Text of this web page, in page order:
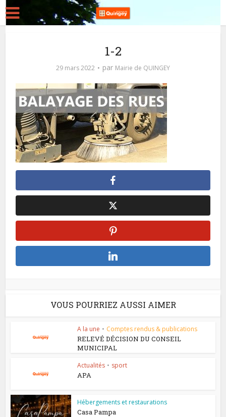
1-2
29 mars 2022 par Mairie de QUINGEY
VOUS POURRIEZ AUSSI AIMER
A la une • Comptes rendus & publications
RELEVÉ DÉCISION DU CONSEIL
MUNICIPAL
Actualités • sport
APA
Hébergements et restaurations
Casa Pampa